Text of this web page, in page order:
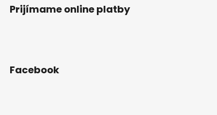
Prijímame online platby
Facebook